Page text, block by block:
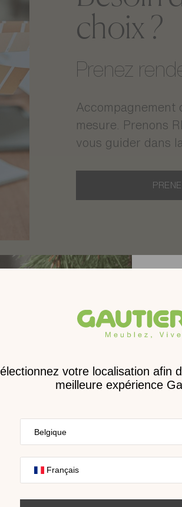
Poids
choix ?
Prenez
mesure. Prenons
vous guider dans
trouver